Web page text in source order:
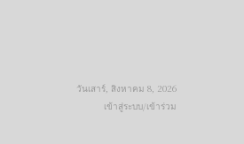
วันเสาร์, สิงหาคม 8, 2026
เข้าสู่ระบบ/เข้าร่วม